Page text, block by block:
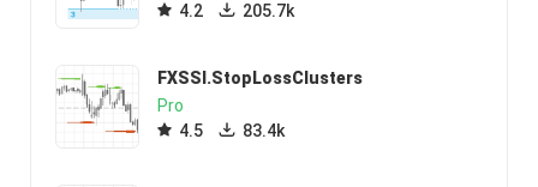
4.2
205.7k
FXSSI.StopLossClusters
Pro
4.5
83.4k